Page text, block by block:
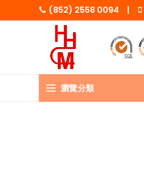
(852) 2558 0094 |
瀏覽分類